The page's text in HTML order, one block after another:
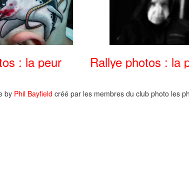
: la peur Rallye photos : la
by Phil Bayfield créé par les membres du club photo les